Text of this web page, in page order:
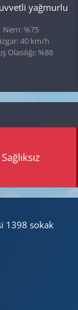
yağmurlu
Nem: %75
40 km/h
Olasılığı: %88
Sağlıksız
1398 sokak